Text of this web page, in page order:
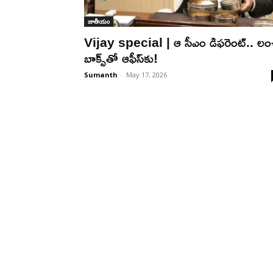
జాతీయం
Vijay special | ఆ సీఎం డిఫ‌రెంట్‌..
బాక్స్‌తో ఆఫీస్‌కు!
Sumanth - May 17, 2026